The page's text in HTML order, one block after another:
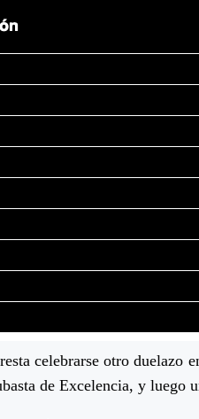
celebrarse otro duelazo
de Excelencia, y luego